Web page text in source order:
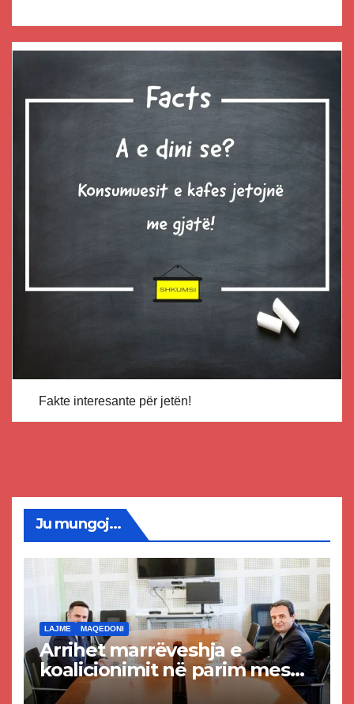
Fakte interesante për jetën!
Ju mungoj...
LAJME MAQEDONI
Arrihet marrëveshja e
koalicionimit në parim mes
Kurtit dhe Abdixhikut